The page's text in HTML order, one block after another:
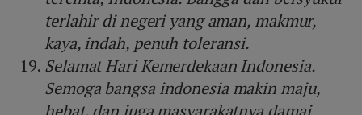
terlahir di negeri yang aman, makmur,
kaya, indah, penuh toleransi.
Selamat Hari Kemerdekaan Indonesia.
Semoga bangsa indonesia makin maju,